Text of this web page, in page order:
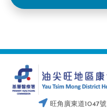
旺角廣東道1047號